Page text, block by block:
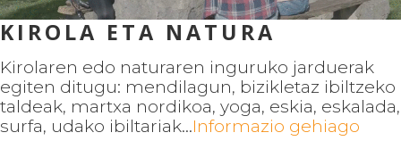
KIROLA ETA NATURA
Kirolaren edo naturaren inguruko jarduerak
egiten ditugu: mendilagun, bizikletaz ibiltzeko
taldeak, martxa nordikoa, yoga, eskia, eskalada,
surfa, udako ibiltariak...Informazio gehiago